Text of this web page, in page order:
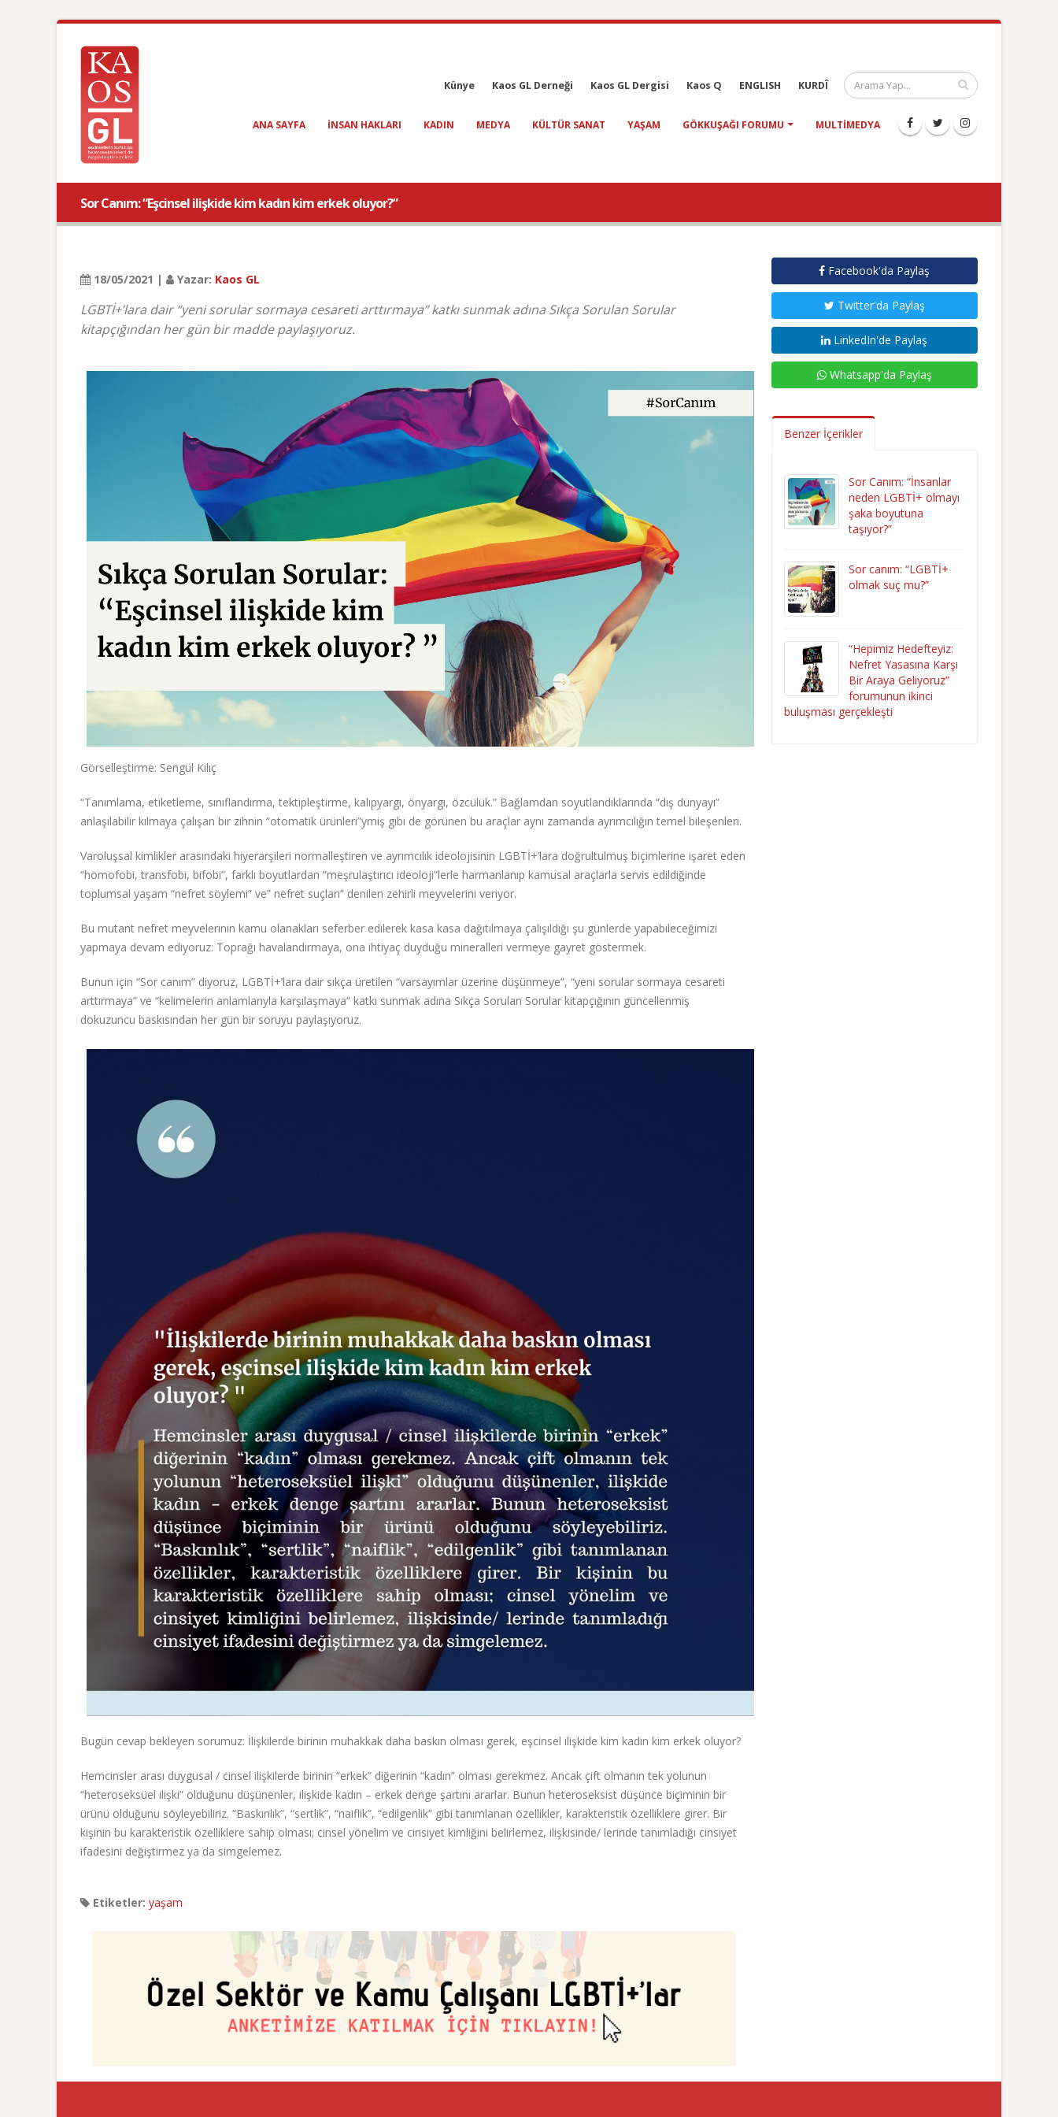
Künye Kaos GL Derneği Kaos GL Dergisi Kaos Q ENGLISH KURDÎ
ANA SAYFA INSAN HAKLARI KADIN MEDYA KÜLTÜR SANAT YAŞAM GÖKKUŞAĞI FORUMU MULTIMEDYA
Sor Canım: “Eşcinsel ilişkide kim kadın kim erkek oluyor?”
18/05/2021 | Yazar: Kaos GL
LGBTİ+’lara dair “yeni sorular sormaya cesareti arttırmaya” katkı sunmak adına Sıkça Sorulan Sorular
kitapçığından her gün bir madde paylaşıyoruz.
Görselleştirme: Sengül Kılıç
“Tanımlama, etiketleme, sınıflandırma, tektipleştirme, kalıpyargı, önyargı, özcülük.” Bağlamdan soyutlandıklarında “dış dünyayı”
anlaşılabilir kılmaya çalışan bir zihnin “otomatik ürünleri”ymiş gibi de görünen bu araçlar aynı zamanda ayrımcılığın temel bileşenleri.
Varoluşsal kimlikler arasındaki hiyerarşileri normalleştiren ve ayrımcılık ideolojisinin LGBTİ+’lara doğrultulmuş biçimlerine işaret eden
“homofobi, transfobi, bifobi”, farklı boyutlardan “meşrulaştırıcı ideoloji”lerle harmanlanıp kamusal araçlarla servis edildiğinde
toplumsal yaşam “nefret söylemi” ve” nefret suçları” denilen zehirli meyvelerini veriyor.
Bu mutant nefret meyvelerinin kamu olanakları seferber edilerek kasa kasa dağıtılmaya çalışıldığı şu günlerde yapabileceğimizi
yapmaya devam ediyoruz: Toprağı havalandırmaya, ona ihtiyaç duyduğu mineralleri vermeye gayret göstermek.
Bunun için “Sor canım” diyoruz, LGBTİ+’lara dair sıkça üretilen “varsayımlar üzerine düşünmeye”, “yeni sorular sormaya cesareti
arttırmaya” ve “kelimelerin anlamlarıyla karşılaşmaya” katkı sunmak adına Sıkça Sorulan Sorular kitapçığının güncellenmiş
dokuzuncu baskısından her gün bir soruyu paylaşıyoruz.
Bugün cevap bekleyen sorumuz: İlişkilerde birinin muhakkak daha baskın olması gerek, eşcinsel ilişkide kim kadın kim erkek oluyor?
Hemcinsler arası duygusal / cinsel ilişkilerde birinin “erkek” diğerinin “kadın” olması gerekmez. Ancak çift olmanın tek yolunun
“heteroseksüel ilişki” olduğunu düşünenler, ilişkide kadın – erkek denge şartını ararlar. Bunun heteroseksist düşünce biçiminin bir
ürünü olduğunu söyleyebiliriz. “Baskınlık”, “sertlik”, “naiflik”, “edilgenlik” gibi tanımlanan özellikler, karakteristik özelliklere girer. Bir
kişinin bu karakteristik özelliklere sahip olması; cinsel yönelim ve cinsiyet kimliğini belirlemez, ilişkisinde/ lerinde tanımladığı cinsiyet
ifadesini değiştirmez ya da simgelemez.
Etiketler: yaşam
Facebook'da Paylaş
Twitter'da Paylaş
LinkedIn'de Paylaş
Whatsapp'da Paylaş
Benzer İçerikler
Sor Canım: “İnsanlar
neden LGBTİ+ olmayı
şaka boyutuna
taşıyor?”
Sor canım: “LGBTİ+
olmak suç mu?”
“Hepimiz Hedefteyiz:
Nefret Yasasına Karşı
Bir Araya Geliyoruz”
forumunun ikinci
buluşması gerçekleşti